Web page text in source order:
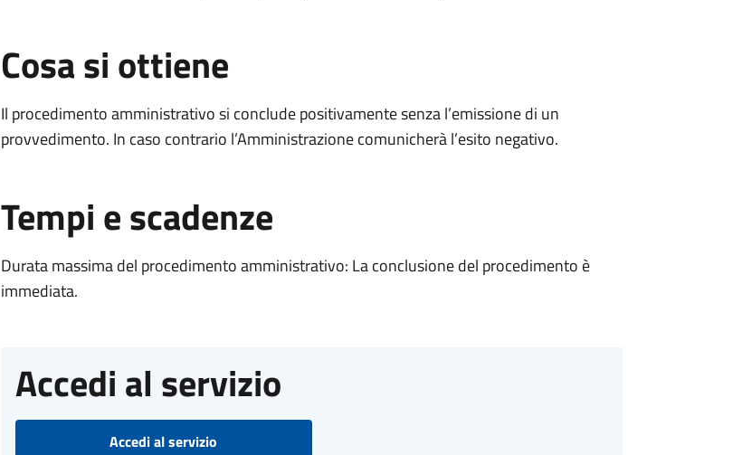
Cosa si ottiene
Il procedimento amministrativo si conclude positivamente senza l’emissione di un
provvedimento. In caso contrario l’Amministrazione comunicherà l’esito negativo.
Tempi e scadenze
Durata massima del procedimento amministrativo: La conclusione del procedimento è
immediata.
Accedi al servizio
Accedi al servizio